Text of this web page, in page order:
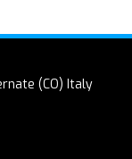
(CO) Italy